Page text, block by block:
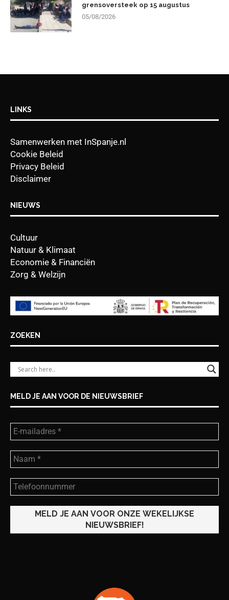
grensoversteek op 15 augustus
05/08/2026
LINKS
Samenwerken met InSpanje.nl
Cookie Beleid
Privacy Beleid
Disclaimer
NIEUWS
Cultuur
Natuur & Klimaat
Economie & Financiën
Zorg & Welzijn
ZOEKEN
MELD JE AAN VOOR DE NIEUWSBRIEF